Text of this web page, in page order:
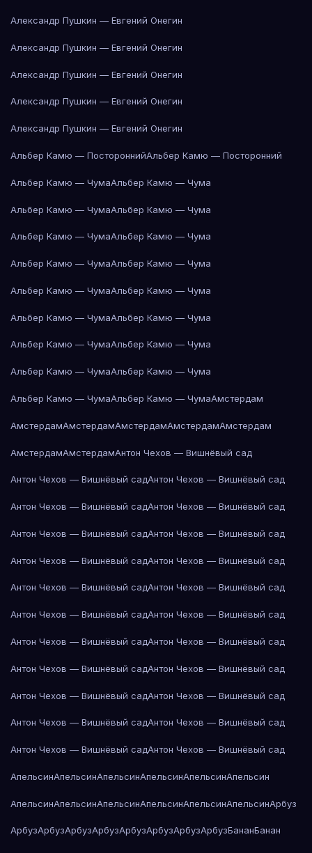
Александр Пушкин — Евгений Онегин
Александр Пушкин — Евгений Онегин
Александр Пушкин — Евгений Онегин
Александр Пушкин — Евгений Онегин
Александр Пушкин — Евгений Онегин
Альбер Камю — ПостороннийАльбер Камю — Посторонний
Альбер Камю — ЧумаАльбер Камю — Чума
Альбер Камю — ЧумаАльбер Камю — Чума
Альбер Камю — ЧумаАльбер Камю — Чума
Альбер Камю — ЧумаАльбер Камю — Чума
Альбер Камю — ЧумаАльбер Камю — Чума
Альбер Камю — ЧумаАльбер Камю — Чума
Альбер Камю — ЧумаАльбер Камю — Чума
Альбер Камю — ЧумаАльбер Камю — Чума
Альбер Камю — ЧумаАльбер Камю — ЧумаАмстердам
АмстердамАмстердамАмстердамАмстердамАмстердам
АмстердамАмстердамАнтон Чехов — Вишнёвый сад
Антон Чехов — Вишнёвый садАнтон Чехов — Вишнёвый сад
Антон Чехов — Вишнёвый садАнтон Чехов — Вишнёвый сад
Антон Чехов — Вишнёвый садАнтон Чехов — Вишнёвый сад
Антон Чехов — Вишнёвый садАнтон Чехов — Вишнёвый сад
Антон Чехов — Вишнёвый садАнтон Чехов — Вишнёвый сад
Антон Чехов — Вишнёвый садАнтон Чехов — Вишнёвый сад
Антон Чехов — Вишнёвый садАнтон Чехов — Вишнёвый сад
Антон Чехов — Вишнёвый садАнтон Чехов — Вишнёвый сад
Антон Чехов — Вишнёвый садАнтон Чехов — Вишнёвый сад
Антон Чехов — Вишнёвый садАнтон Чехов — Вишнёвый сад
Антон Чехов — Вишнёвый садАнтон Чехов — Вишнёвый сад
АпельсинАпельсинАпельсинАпельсинАпельсинАпельсин
АпельсинАпельсинАпельсинАпельсинАпельсинАпельсинАрбуз
АрбузАрбузАрбузАрбузАрбузАрбузАрбузАрбузБананБанан